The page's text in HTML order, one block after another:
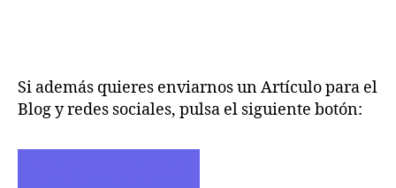
Si además quieres enviarnos un Artículo para el
Blog y redes sociales, pulsa el siguiente botón: